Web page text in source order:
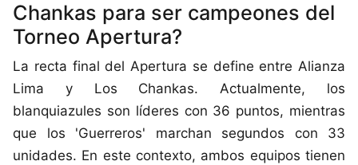
Chankas para ser campeones del
Torneo Apertura?
La recta final del Apertura se define entre Alianza
Lima y Los Chankas. Actualmente, los
blanquiazules son líderes con 36 puntos, mientras
que los 'Guerreros' marchan segundos con 33
unidades. En este contexto, ambos equipos tienen